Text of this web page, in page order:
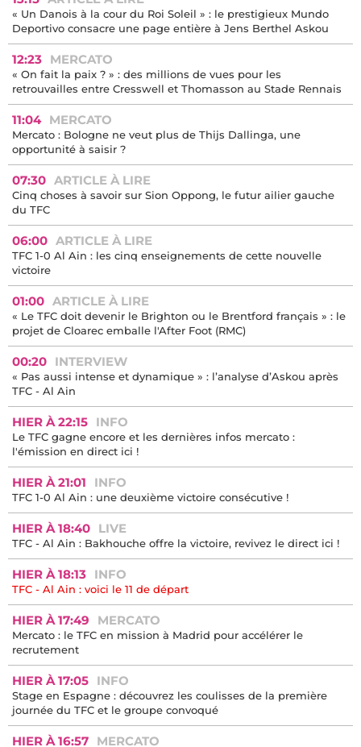
DERNIERS ARTICLES
13:15 ARTICLE À LIRE
« Un Danois à la cour du Roi Soleil » : le prestigieux Mundo
Deportivo consacre une page entière à Jens Berthel Askou
12:23 MERCATO
« On fait la paix ? » : des millions de vues pour les
retrouvailles entre Cresswell et Thomasson au Stade Rennais
11:04 MERCATO
Mercato : Bologne ne veut plus de Thijs Dallinga, une
opportunité à saisir ?
07:30 ARTICLE À LIRE
Cinq choses à savoir sur Sion Oppong, le futur ailier gauche
du TFC
06:00 ARTICLE À LIRE
TFC 1-0 Al Ain : les cinq enseignements de cette nouvelle
victoire
01:00 ARTICLE À LIRE
« Le TFC doit devenir le Brighton ou le Brentford français » : le
projet de Cloarec emballe l'After Foot (RMC)
00:20 INTERVIEW
« Pas aussi intense et dynamique » : l’analyse d’Askou après
TFC - Al Ain
HIER À 22:15 INFO
Le TFC gagne encore et les dernières infos mercato :
l'émission en direct ici !
HIER À 21:01 INFO
TFC 1-0 Al Ain : une deuxième victoire consécutive !
HIER À 18:40 LIVE
TFC - Al Ain : Bakhouche offre la victoire, revivez le direct ici !
HIER À 18:13 INFO
TFC - Al Ain : voici le 11 de départ